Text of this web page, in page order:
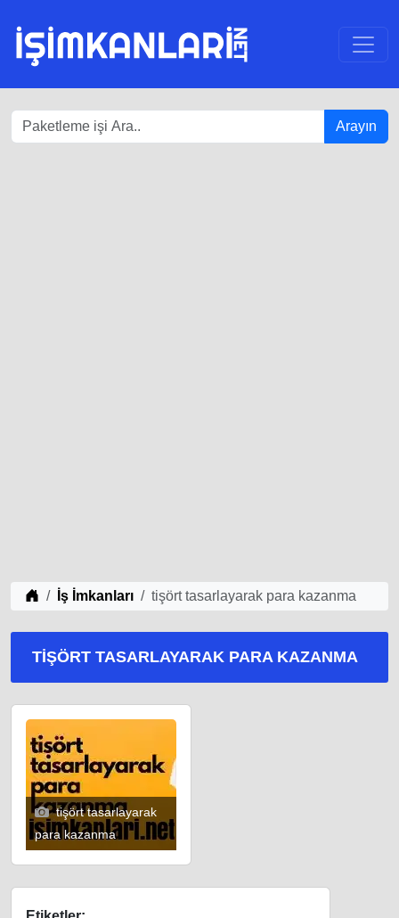
Arayın
iş Fikirleri
İş İmkanları tişört tasarlayarak para kazanma
TIŞÖRT TASARLAYARAK PARA KAZANMA
tişört tasarlayarak
para kazanma